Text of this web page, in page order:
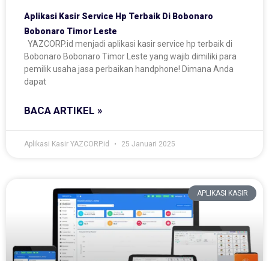
Aplikasi Kasir Service Hp Terbaik Di Bobonaro
Bobonaro Timor Leste
YAZCORP.id menjadi aplikasi kasir service hp terbaik di
Bobonaro Bobonaro Timor Leste yang wajib dimiliki para
pemilik usaha jasa perbaikan handphone! Dimana Anda
dapat
BACA ARTIKEL »
Aplikasi Kasir YAZCORP.id 25 Januari 2025
APLIKASI KASIR